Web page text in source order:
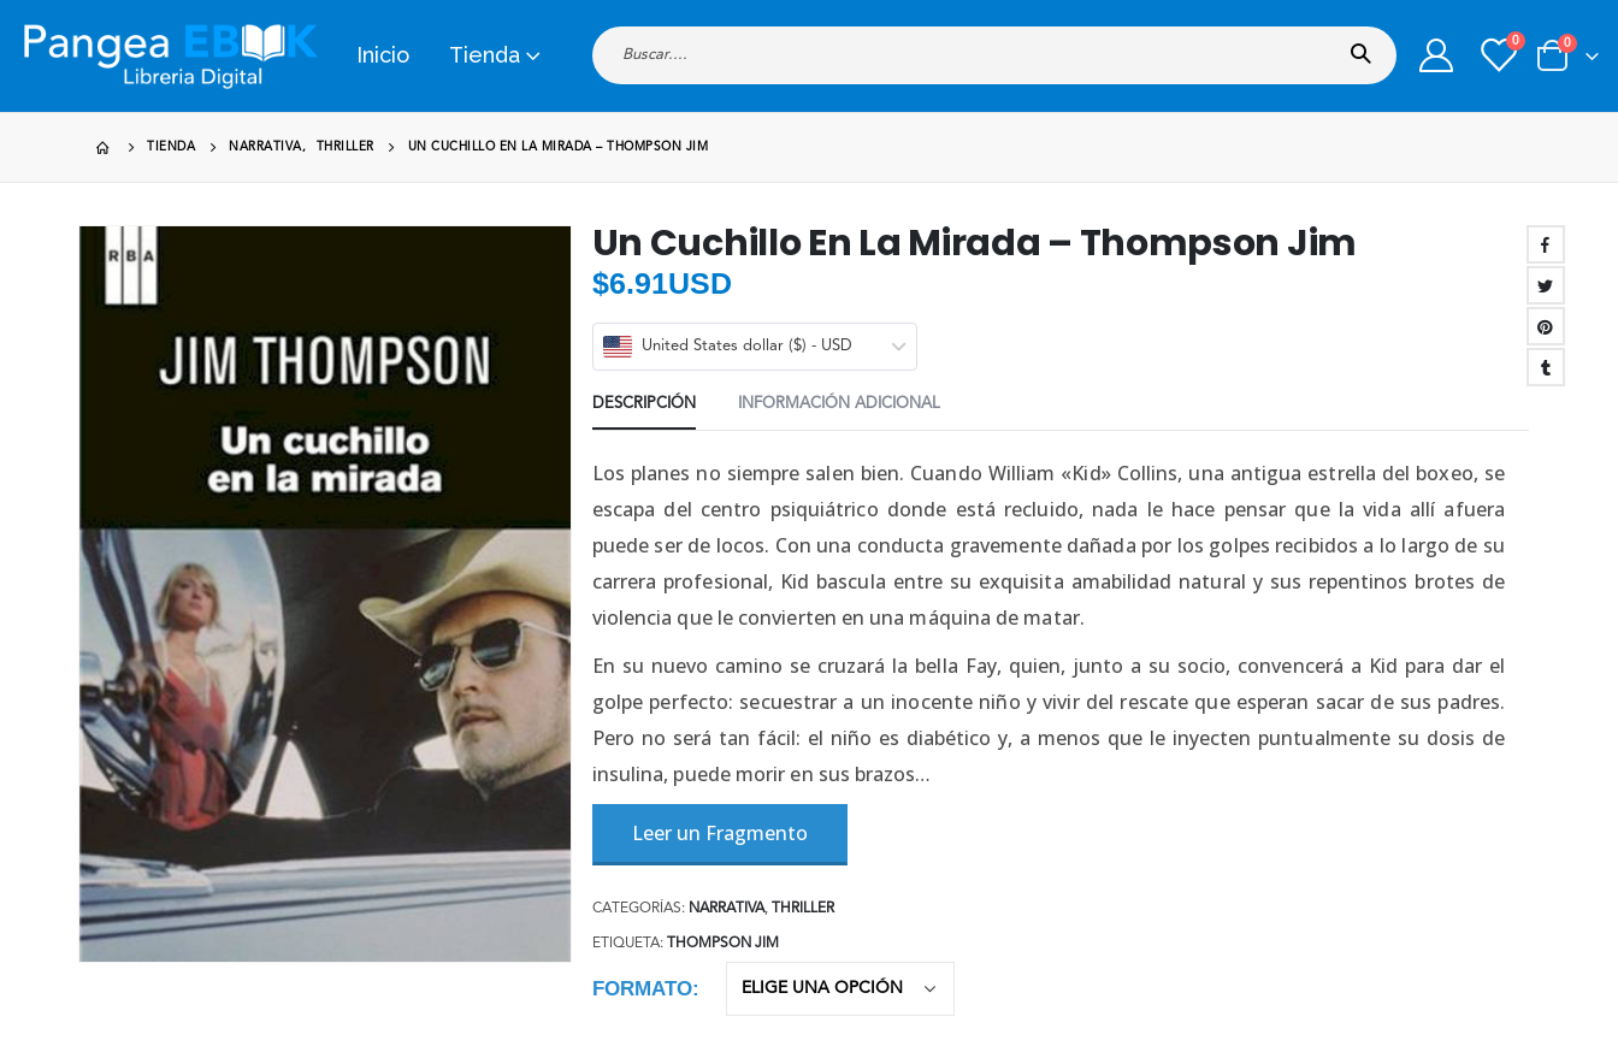
Inicio Tienda
0 0
TIENDA NARRATIVA , THRILLER UN CUCHILLO EN LA MIRADA – THOMPSON JIM
Un Cuchillo En La Mirada – Thompson Jim
$6.91USD
United States dollar ($) - USD
DESCRIPCIÓN INFORMACIÓN ADICIONAL
Los planes no siempre salen bien. Cuando William «Kid» Collins, una antigua estrella del boxeo, se
escapa del centro psiquiátrico donde está recluido, nada le hace pensar que la vida allí afuera
puede ser de locos. Con una conducta gravemente dañada por los golpes recibidos a lo largo de su
carrera profesional, Kid bascula entre su exquisita amabilidad natural y sus repentinos brotes de
violencia que le convierten en una máquina de matar.
En su nuevo camino se cruzará la bella Fay, quien, junto a su socio, convencerá a Kid para dar el
golpe perfecto: secuestrar a un inocente niño y vivir del rescate que esperan sacar de sus padres.
Pero no será tan fácil: el niño es diabético y, a menos que le inyecten puntualmente su dosis de
insulina, puede morir en sus brazos…
Leer un Fragmento
CATEGORÍAS: NARRATIVA, THRILLER
ETIQUETA: THOMPSON JIM
FORMATO